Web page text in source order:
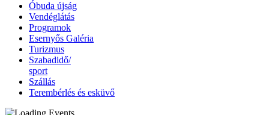
Óbuda újság
Vendéglátás
Programok
Esernyős Galéria
Turizmus
Szabadidő/
sport
Szállás
Terembérlés és esküvő